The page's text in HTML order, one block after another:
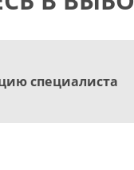
специалиста